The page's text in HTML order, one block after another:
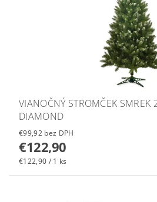
VIANOČNÝ STROMČEK SMREK
DIAMOND
€99,92 bez DPH
€122,90
€122,90 / 1 ks